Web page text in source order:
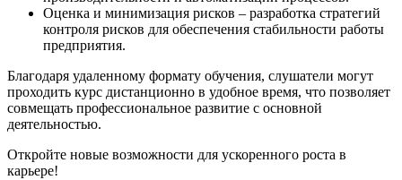
Оценка и минимизация рисков – разработка стратегий
контроля рисков для обеспечения стабильности работы
предприятия.
Благодаря удаленному формату обучения, слушатели могут
проходить курс дистанционно в удобное время, что позволяет
совмещать профессиональное развитие с основной
деятельностью.
Откройте новые возможности для ускоренного роста в
карьере!